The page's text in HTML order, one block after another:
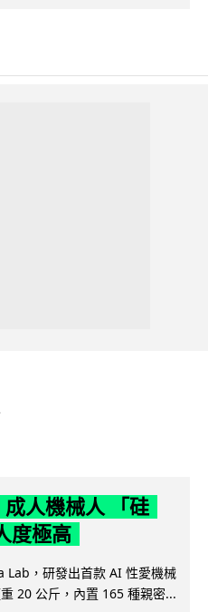
人機械人 「硅
度極高
Lab，研發出首款 AI 性愛機械
20 公斤，內置 165 種親密...